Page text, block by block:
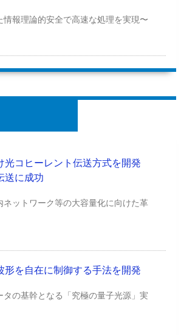
情報理論的安全で高速な処理を実現〜
光コヒーレント伝送方式を開発
送に成功
ネットワーク等の大容量化に向けた革
形を自在に制御する手法を開発
の基幹となる「究極の量子光源」実